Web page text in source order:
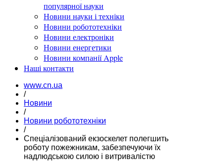
популярної науки
Новини науки і техніки
Новини робототехніки
Новини електроніки
Новини енергетики
Новини компанії Apple
Наші контакти
www.cn.ua
/
Новини
/
Новини робототехніки
/
Спеціалізований екзоскелет полегшить
роботу пожежникам, забезпечуючи їх
надлюдською силою і витривалістю